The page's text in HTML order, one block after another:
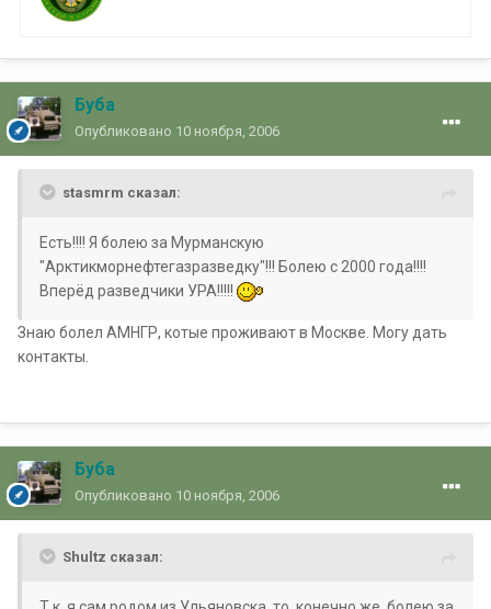
Буба
Опубликовано 10 ноября, 2006
stasmrm сказал:
Есть!!!! Я болею за Мурманскую
"Арктикморнефтегазразведку"!!! Болею с 2000 года!!!!
Вперёд разведчики УРА!!!!!
Знаю болел АМНГР, котые проживают в Москве. Могу дать
контакты.
Буба
Опубликовано 10 ноября, 2006
Shultz сказал: